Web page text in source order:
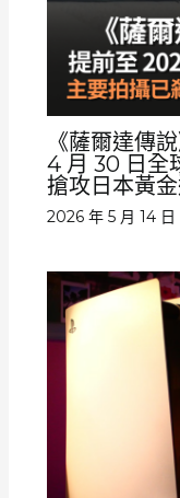
《薩爾達傳
4 月 30 日
搶攻日本黃
2026 年 5 月 14 日